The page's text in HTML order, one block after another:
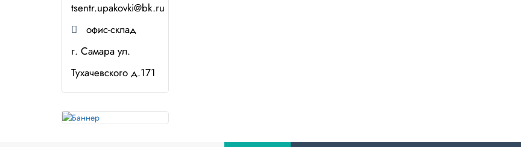
tsentr.upakovki@bk.ru
офис-склад
г. Самара ул.
Тухачевского д.171